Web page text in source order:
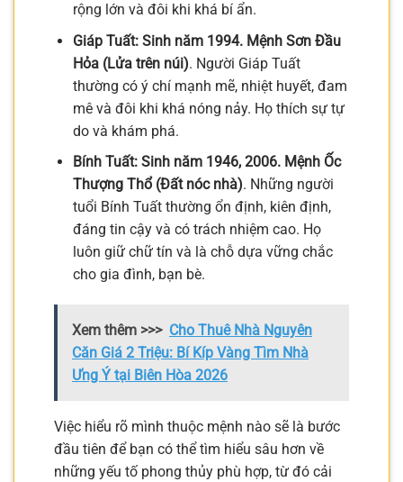
rộng lớn và đôi khi khá bí ẩn.
Giáp Tuất: Sinh năm 1994. Mệnh Sơn Đầu
Hỏa (Lửa trên núi). Người Giáp Tuất
thường có ý chí mạnh mẽ, nhiệt huyết, đam
mê và đôi khi khá nóng nảy. Họ thích sự tự
do và khám phá.
Bính Tuất: Sinh năm 1946, 2006. Mệnh Ốc
Thượng Thổ (Đất nóc nhà). Những người
tuổi Bính Tuất thường ổn định, kiên định,
đáng tin cậy và có trách nhiệm cao. Họ
luôn giữ chữ tín và là chỗ dựa vững chắc
cho gia đình, bạn bè.
Xem thêm >>> Cho Thuê Nhà Nguyên
Căn Giá 2 Triệu: Bí Kíp Vàng Tìm Nhà
Ưng Ý tại Biên Hòa 2026
Việc hiểu rõ mình thuộc mệnh nào sẽ là bước
đầu tiên để bạn có thể tìm hiểu sâu hơn về
những yếu tố phong thủy phù hợp, từ đó cải